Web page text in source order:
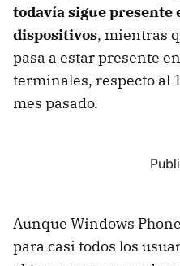
todavía sigue presente
dispositivos, mientras
pasa a estar presente
terminales, respecto al
mes pasado.
Aunque Windows
para casi todos los